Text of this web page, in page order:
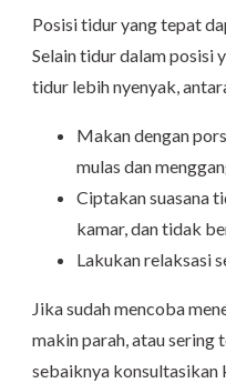
Posisi tidur yang tepat
Selain tidur dalam posisi
tidur lebih nyenyak,
Makan dengan
mulas dan
Ciptakan suasana
kamar, dan tidak
Lakukan relaksasi
Jika sudah mencoba
makin parah, atau sering
sebaiknya konsultasikan